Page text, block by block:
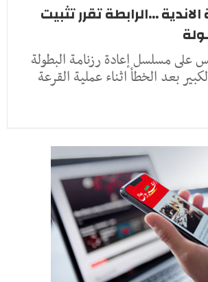
...الرابطة تقرر تثبيت
على مسلسل إعادة رزنامة البطولة
بعد الخطأ اثناء عملية القرعة